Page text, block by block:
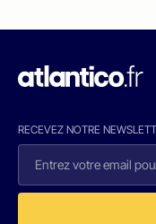
RECEVEZ NOTRE